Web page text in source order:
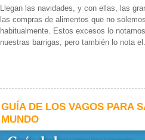
Llegan las navidades, y con ellas, las
las compras de alimentos que no
habitualmente. Estos excesos lo
nuestras barrigas, pero también lo nota
GUÍA DE LOS VAGOS PARA
MUNDO